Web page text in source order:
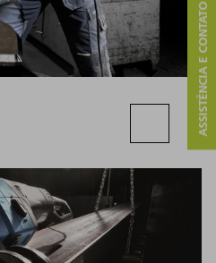
ASSISTÊNCIA E CONTATO